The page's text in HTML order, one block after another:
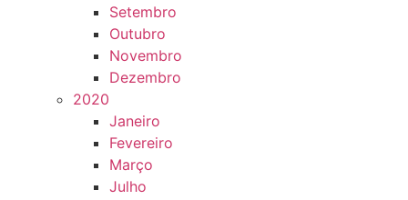
Setembro
Outubro
Novembro
Dezembro
2020
Janeiro
Fevereiro
Março
Julho